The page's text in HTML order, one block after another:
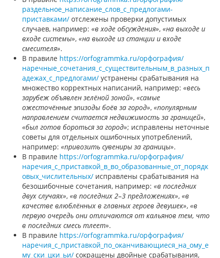
раздельное_написание_слов_с_предлогами-
приставками/ отслежены проверки допустимых
случаев, например: «в ходе обсуждения», «на выходе и
входе системы», «на выходе из станции и входе
смесителя».
В правиле https://orfogrammka.ru/орфография/
наречные_сочетания_с_существительным_в_разных_п
адежах_с_предлогами/ устранены срабатывания на
множество корректных написаний, например: «весь
зарубеж объявлен зелёной зоной», «самые
ожесточённые эпизоды боёв за город», «популярным
направлением считается недвижимость за границей»,
«был готов бороться за город»; исправлены неточные
советы для отдельных ошибочных употреблений,
например: «привозить сувениры за границы».
В правиле https://orfogrammka.ru/орфография/
наречия_с_приставкой_в_во_образованные_от_порядк
овых_числительных/ исправлены срабатывания на
безошибочные сочетания, например: «в последних
двух случаях», «в последних 2–3 предложениях», «в
качестве влюблённых в главных героев девушек», «в
первую очередь они отличаются от кальянов тем, что
в последних смесь тлеет».
В правиле https://orfogrammka.ru/орфография/
наречия_с_приставкой_по_оканчивающиеся_на_ому_е
му_ски_цки_ьи/ сокращены двойные срабатывания,